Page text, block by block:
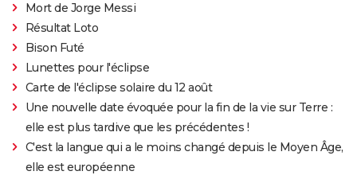
Mort de Jorge Messi
Résultat Loto
Bison Futé
Lunettes pour l'éclipse
Carte de l'éclipse solaire du 12 août
Une nouvelle date évoquée pour la fin de la vie sur Terre :
elle est plus tardive que les précédentes !
C'est la langue qui a le moins changé depuis le Moyen Âge,
elle est européenne